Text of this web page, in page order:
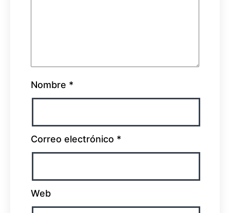
Nombre *
Correo electrónico *
Web